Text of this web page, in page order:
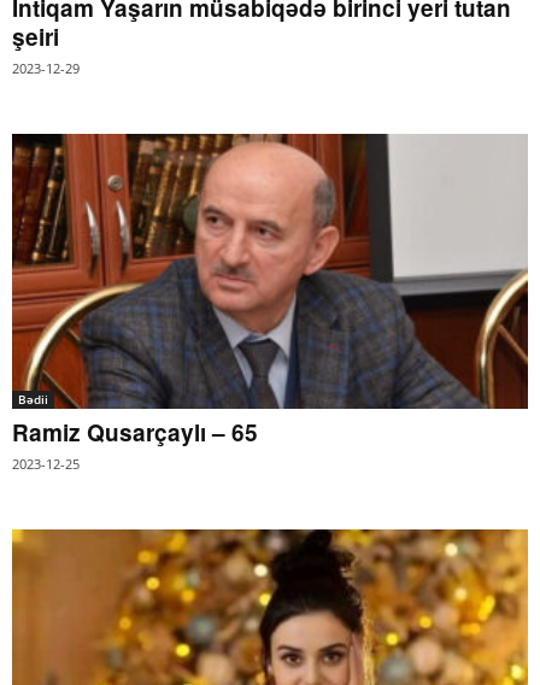
İntiqam Yaşarın müsabiqədə birinci yeri tutan
şeiri
2023-12-29
Bədii
Ramiz Qusarçaylı – 65
2023-12-25